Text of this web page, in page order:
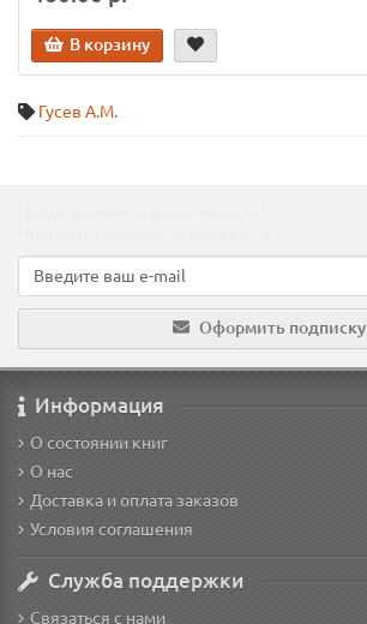
В корзину
Гусев А.М.
Оформить подписку
Информация
О состоянии книг
О нас
Доставка и оплата заказов
Условия соглашения
Служба поддержки
Связаться с нами